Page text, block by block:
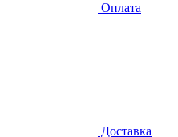
Оплата
Доставка